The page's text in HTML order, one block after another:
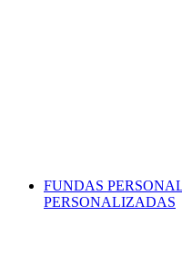
FUNDAS
PERSONALIZADAS